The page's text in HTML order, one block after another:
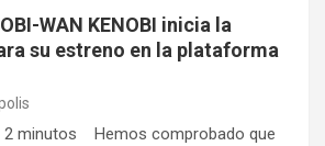
WAN KENOBI inicia la
su estreno en la plataforma
2 minutos Hemos comprobado que